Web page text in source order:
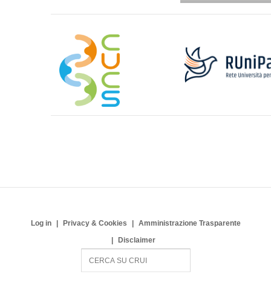
Log in Privacy & Cookies
Amministrazione Trasparente
Disclaimer